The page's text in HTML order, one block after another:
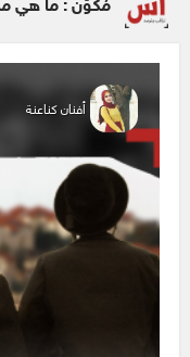
مُكوّن : ما هي
أفنان كناعنة